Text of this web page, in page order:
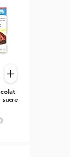
+
sucre